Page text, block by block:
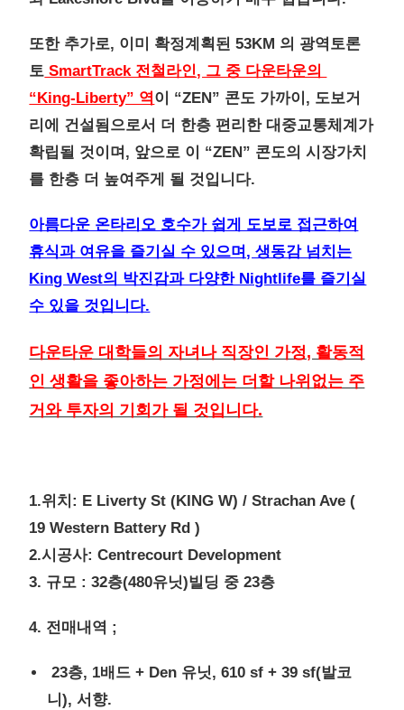
또한 추가로, 이미 확정계획된 53KM 의 광역토론
토 SmartTrack 전철라인, 그 중 다운타운의
“King-Liberty” 역이 “ZEN” 콘도 가까이, 도보거
리에 건설됨으로서 더 한층 편리한 대중교통체계가
확립될 것이며, 앞으로 이 “ZEN” 콘도의 시장가치
를 한층 더 높여주게 될 것입니다.
아름다운 온타리오 호수가 쉽게 도보로 접근하여
휴식과 여유을 즐기실 수 있으며, 생동감 넘치는
King West의 박진감과 다양한 Nightlife를 즐기실
수 있을 것입니다.
다운타운 대학들의 자녀나 직장인 가정, 활동적
인 생활을 좋아하는 가정에는 더할 나위없는 주
거와 투자의 기회가 될 것입니다.
1.위치: E Liverty St (KING W) / Strachan Ave (
19 Western Battery Rd )
2.시공사: Centrecourt Development
3. 규모 : 32층(480유닛)빌딩 중 23층
4. 전매내역 ;
23층, 1배드 + Den 유닛, 610 sf + 39 sf(발코
니), 서향.